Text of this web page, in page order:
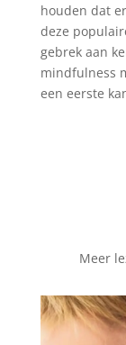
houden dat er
deze
gebrek aan
mindfulness
een eerste
Meer